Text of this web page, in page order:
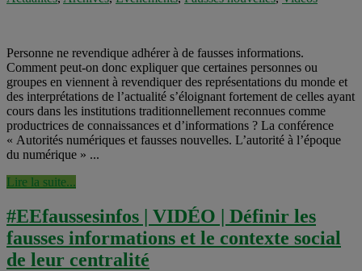
Personne ne revendique adhérer à de fausses informations.
Comment peut-on donc expliquer que certaines personnes ou
groupes en viennent à revendiquer des représentations du monde et
des interprétations de l’actualité s’éloignant fortement de celles ayant
cours dans les institutions traditionnellement reconnues comme
productrices de connaissances et d’informations ? La conférence
« Autorités numériques et fausses nouvelles. L’autorité à l’époque
du numérique » ...
Lire la suite...
#EEfaussesinfos | VIDÉO | Définir les
fausses informations et le contexte social
de leur centralité